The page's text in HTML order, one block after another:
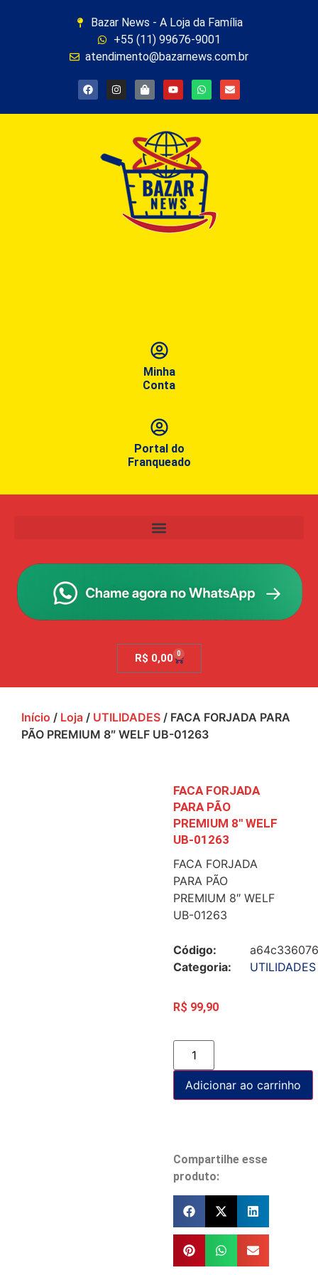
Bazar News - A Loja da Família
+55 (11) 99676-9001
atendimento@bazarnews.com.br
Minha
Conta
Portal do
Franqueado
R$ 0,00 0
Início / Loja / UTILIDADES / FACA FORJADA PARA
PÃO PREMIUM 8″ WELF UB-01263
FACA FORJADA
PARA PÃO
PREMIUM 8″ WELF
UB-01263
FACA FORJADA
PARA PÃO
PREMIUM 8″ WELF
UB-01263
Código:
Categoria:
UTILIDADES
R$ 99,90
Adicionar ao carrinho
Compartilhe esse
produto: